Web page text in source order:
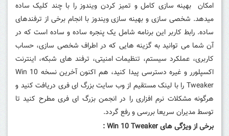
امکان بهینه سازی کامل و تمیز کردن ویندوز را با چند کلیک ساده
میدهد. شخصی سازی و بهینه سازی ویندوز با انجام برخی از ترفندهای
ساده. رابط کاربر این برنامه شامل یک پنجره ساده و ساده است که در
آن شما می توانید به گزینه هایی که در اطراف شخصی سازی، حساب
کاربری، عملکرد سیستم، تنظیمات امنیتی، ترفند های شبکه، اینترنت
اکسپلورر و غیره دسترسی پیدا کنید، هم اکنون آخرین نسخه Win 10
Tweaker را با لینک مستقیم از وب سایت بزرگ ای فری دریافت کنید و
هرگونه مشکلات نرم افزاری را در انجمن بزرگ ای فری مطرح کنید تا
توسط مدیران سریعا بررسی و رفع گردد.
برخی از ویژگی های Win 10 Tweaker :